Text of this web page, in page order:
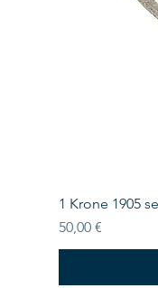
1 Krone 1905
Preis
50,00 €